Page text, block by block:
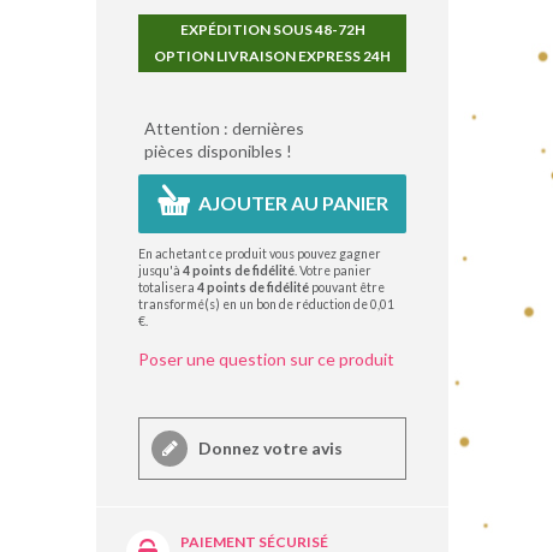
EXPÉDITION SOUS 48-72H
OPTION LIVRAISON EXPRESS 24H
Attention : dernières
pièces disponibles !
AJOUTER AU PANIER
En achetant ce produit vous pouvez gagner
jusqu'à4points de fidélité . Votre panier
totalisera4points de fidélité pouvant être
transformé(s) en un bon de réduction de0,01
€
Poser une question sur ce produit
Donnez votre avis
PAIEMENT SÉCURISÉ